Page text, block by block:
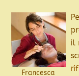
Francesca
il